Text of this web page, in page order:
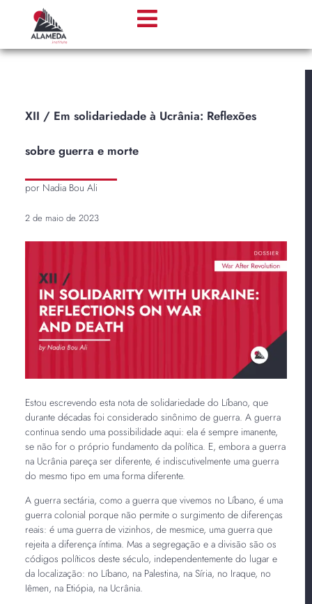
XII / Em solidariedade à Ucrânia: Reflexões
sobre guerra e morte
por Nadia Bou Ali
2 de maio de 2023
Estou escrevendo esta nota de solidariedade do Líbano, que
durante décadas foi considerado sinônimo de guerra. A guerra
continua sendo uma possibilidade aqui: ela é sempre imanente,
se não for o próprio fundamento da política. E, embora a guerra
na Ucrânia pareça ser diferente, é indiscutivelmente uma guerra
do mesmo tipo em uma forma diferente.
A guerra sectária, como a guerra que vivemos no Líbano, é uma
guerra colonial porque não permite o surgimento de diferenças
reais: é uma guerra de vizinhos, de mesmice, uma guerra que
rejeita a diferença íntima. Mas a segregação e a divisão são os
códigos políticos deste século, independentemente do lugar e
da localização: no Líbano, na Palestina, na Síria, no Iraque, no
Iêmen, na Etiópia, na Ucrânia.